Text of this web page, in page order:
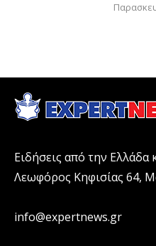
Ειδήσεις από την Ελλάδα
Λεωφόρος Κηφισίας 64,
info@expertnews.gr